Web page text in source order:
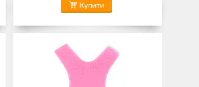
Купити